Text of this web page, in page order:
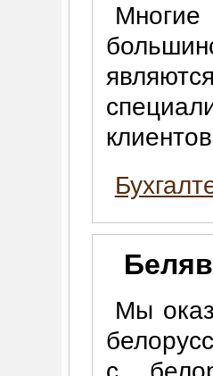
Многие
Мы